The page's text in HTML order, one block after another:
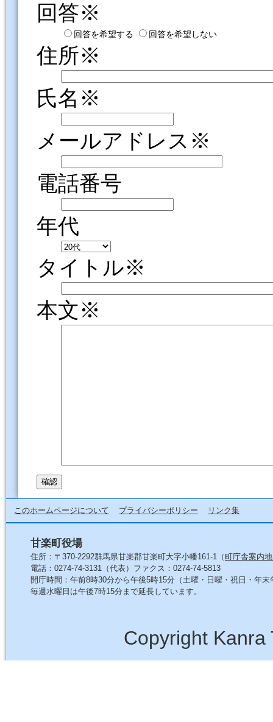
回答※
回答を希望する 回答を希望しない
住所※
氏名※
メールアドレス※
電話番号
年代
タイトル※
本文※
このホームページについて プライバシーポリシー リンク集
甘楽町役場
住所：〒370-2292群馬県甘楽郡甘楽町大字小幡161-1（町庁舎案内
電話：0274-74-3131（代表）ファクス：0274-74-5813
開庁時間：午前8時30分から午後5時15分（土曜・日曜・祝日・年末
毎週水曜日は午後7時15分まで延長しています。
Copyright Kanra